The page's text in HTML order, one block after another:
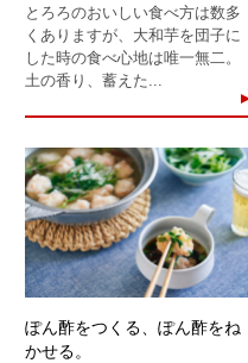
とろろのおいしい食べ方は数多
くありますが、大和芋を団子に
した時の食べ心地は唯一無二。
土の香り、蓄えた...
ぽん酢をつくる、ぽん酢をね
かせる。